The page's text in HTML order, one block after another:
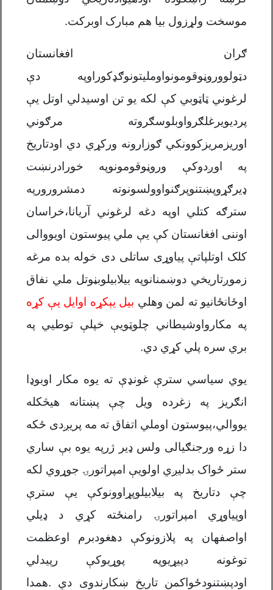
موسخت ولړزول بیا هم مبارک اوبرکت.
ګران افغانستان
دټولووروڼوقومونواوملیتونوګډکوراوپه دې
لرغوني ټاټوبي کې لکه یو تن اوسیدلي اوتل یې
پردیویرغلګرواوبلوسګروته مرګوني
اوریزمریزکوونکي ګوزارونه ورکړي دي اودتاریخ
په اوږدوکې وروڼوقومونوپه خورادرنښت
ډیرګړوپښتنوپرګنواوولسونوته دمشرورورپه
سترګه کتلي اوپه دغه لرغوني آریانا،خراسان
اوننی افغانستان کې یې ملي پیوستون اویووالی
کلک اوتلپاتې پیاوړی ساتلی دی خوله بده مرغه
زموږتاریخي دوښمنانوپه بیلابیلوبڼوتل ملي نفاق
اوځانځانیو ته لمن وهلي بیل یېکړه اوایل یې کړه
په مکارواوشیطاني چلوټویې خپلې توطیي په
بري سره پلي کړي دي.
یوي سیاسي سترې غونډې ته یوه مکار اوبوډا
انګریز په زغرده ویل چې پښتانه هیڅکله
یووالي،پیوستون اوملي اتفاق ته مه پریږدی ځکه
دا زړه ورجنګیالی ولس ډیر ژرپه یوه بې ساري
ستر ځواک بدلیږي اولویې امپراتورۍ جوړوي لکه
چې دتاریخ په بیلابیلوپړاوونوکې یې سترې
اوپیاوړي امپراتورۍ رامنځته کړي د ډیلي
اواصفهان په پلازونوکې دهغودبرم اوعظمت
توغونه دپیړیوپه پوړیوکې رپیدلي
اودپښتنودځواکمن تاریخ ښکارندوی دي .همدا